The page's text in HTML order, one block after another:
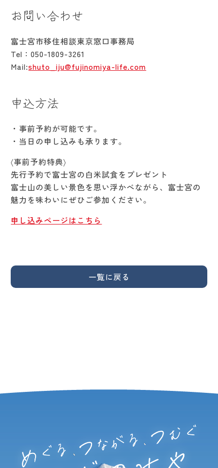
お問い合わせ
富士宮市移住相談東京窓口事務局
Tel：050-1809-3261
Mail:shuto_iju@fujinomiya-life.com
申込方法
・事前予約が可能です。
・当日の申し込みも承ります。
〈事前予約特典〉
先行予約で富士宮の白米試食をプレゼント
富士山の美しい景色を思い浮かべながら、富士宮の
魅力を味わいにぜひご参加ください。
申し込みページはこちら
一覧に戻る